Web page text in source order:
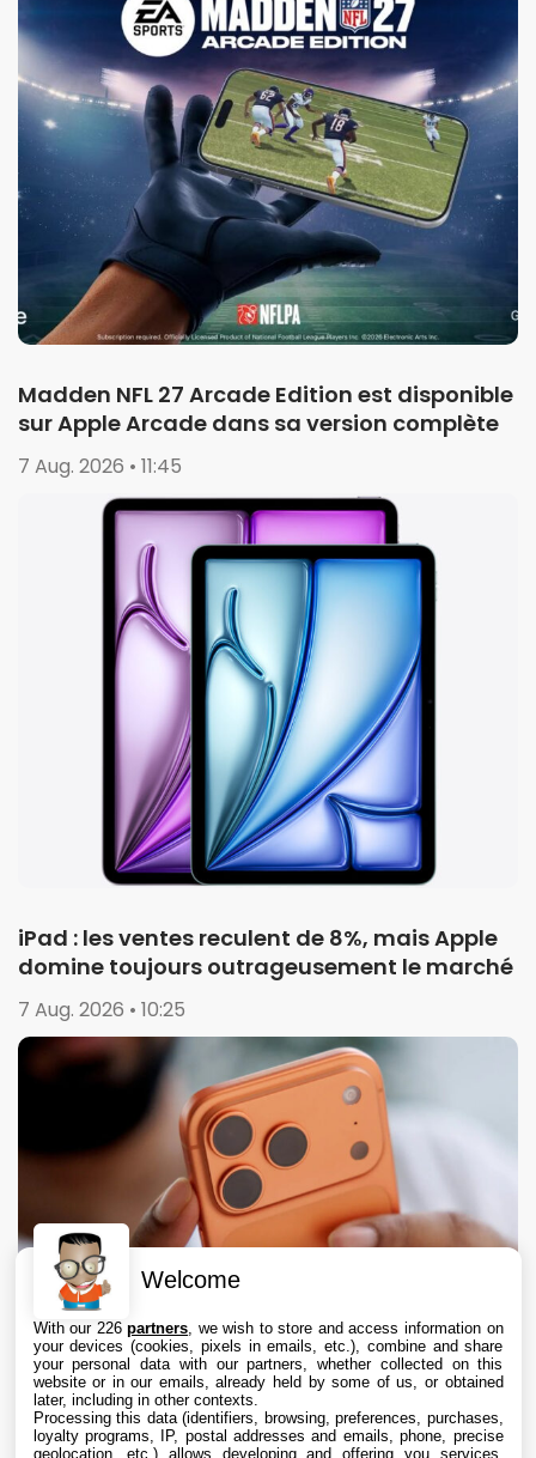
Madden NFL 27 Arcade Edition est disponible
sur Apple Arcade dans sa version complète
7 Aug. 2026 • 11:45
iPad : les ventes reculent de 8%, mais Apple
domine toujours outrageusement le marché
7 Aug. 2026 • 10:25
Welcome
With our 226partners , we wish to store and access information on
your devices (cookies, pixels in emails, etc.), combine and share
your personal data with our partners, whether collected on this
website or in our emails, already held by some of us, or obtained
later, including in other contexts.
Processing this data (identifiers, browsing, preferences, purchases,
loyalty programs, IP, postal addresses and emails, phone, precise
geolocation, etc.) allows developing and offering you services,